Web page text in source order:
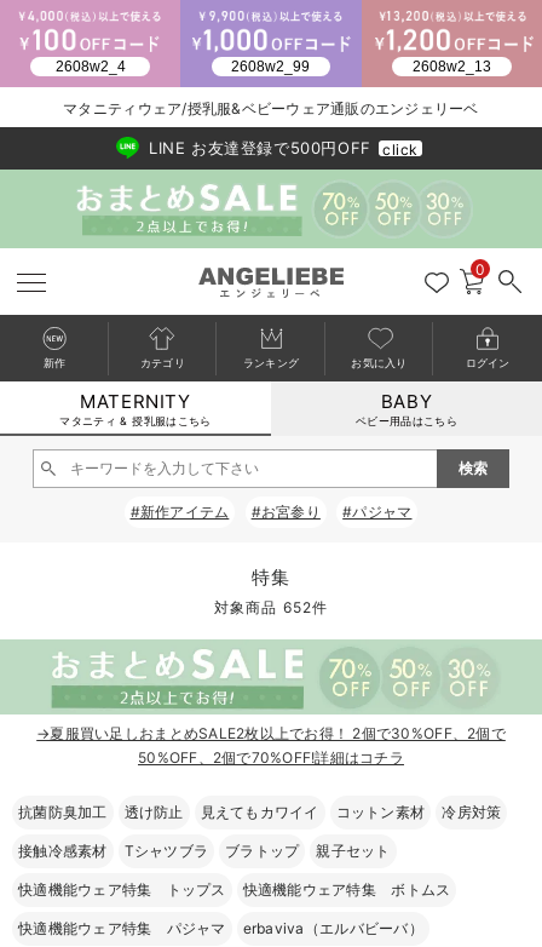
マタニティウェア全て
マタニティ ワンピース
マタニティ トップス
マタニティ アウター（コート）・ママコート
マタニティ 下着・インナー全て
授乳ブラ・マタニティブラ（マタニティインナー・産後用品）
マタニティ 授乳 キャミソール
産褥ショーツ
骨盤・マタニティベルト （妊娠中・産後）
産後 ガードル インナー
マタニティ 腹巻き
授乳服全て
マタニティ フォーマル全て
マタニティ スーツ
マタニティ ドレス（結婚式・お呼ばれ）
マタニティ フォーマル パンツ・ボトムス
授乳用品全て
妊婦用 抱き枕・授乳クッション
マタニティレッグウェア全て
マタニティストッキング・タイツ
マタニティ ボディケア全て
アウトレット全て
【アウトレット】ワンピース
【アウトレット】パジャマ
【アウトレット】インナー
【アウトレット】ベビー
特集全て
コットン素材
冷房対策
Tシャツブラ
ブラトップ
再入荷全て
再入荷｜インナー
戻る
送料無料アイテム全て
ワンピース
スカート
インナー
雑貨
戻る
ブラキャミ おまとめ
MAX55%OFF ブラックフ
戻る
【37周年祭セール】
【37周年祭セール】
戻る
気温差別オススメア
【15℃】3月下旬～
戻る
動きやすく着回しで
戻る
強撚スムース(コスパ
戻る
マタニティウェア
【おまとめ割】パジ
戻る
こだわりの履き心地
カジュアル
オフィス
戻る
ジャケット派
きれいめ美脚パンツ派
王道シンプル派
セットアップ派
戻る
出産準備応援割全て
マタニティパジャマ
戻る
【オフィスカジュア
戻る
レギンスタイプ
戻る
【フォーマル】ワン
戻る
【ベビー】長袖
戻る
ハンカチ
短肌着
戻る
快適ウェア10%OFF
快適ウェア10%OFF
戻る
春のマタニティワン
セットアップ・ レイ
ジャンパースカート/
カジュアル
フォーマル / オケー
戻る
Gift Selection 出産
〜3,000円（税込）
10,001円（税込）〜
男の子におススメの
定番ギフト
戻る
冬の冷え対策インナ
薄くてあったか
保温&リカバリー
カップ付きインナー
あったか度◎
戻る
入院準備の持ち物チ
入院してすぐ使うグ
戻る
冬のあったか特集全て
【冬のあったか特集
【冬のあったか特集
マタニティウェア/授乳服&ベビーウェア通販のエンジェリーベ
2026/NewArrival
送料495円(一部地域を除く) 7,700円以上で送料無料
LINE お友達登録で500円OFF
click
0
新作 カテゴリ ランキング お気に入り ログイン
MATERNITY
マタニティ & 授乳服はこちら
BABY
ベビー用品はこちら
#新作アイテム #お宮参り #パジャマ
特集
対象商品 652件
→夏服買い足しおまとめSALE2枚以上でお得！ 2個で30%OFF、2個で
50%OFF、2個で70%OFF!詳細はコチラ
抗菌防臭加工 透け防止 見えてもカワイイ コットン素材 冷房対策
接触冷感素材 Tシャツブラ ブラトップ 親子セット
快適機能ウェア特集 トップス 快適機能ウェア特集 ボトムス
快適機能ウェア特集 パジャマ erbaviva（エルバビーバ）
カートに入れる
閉じる